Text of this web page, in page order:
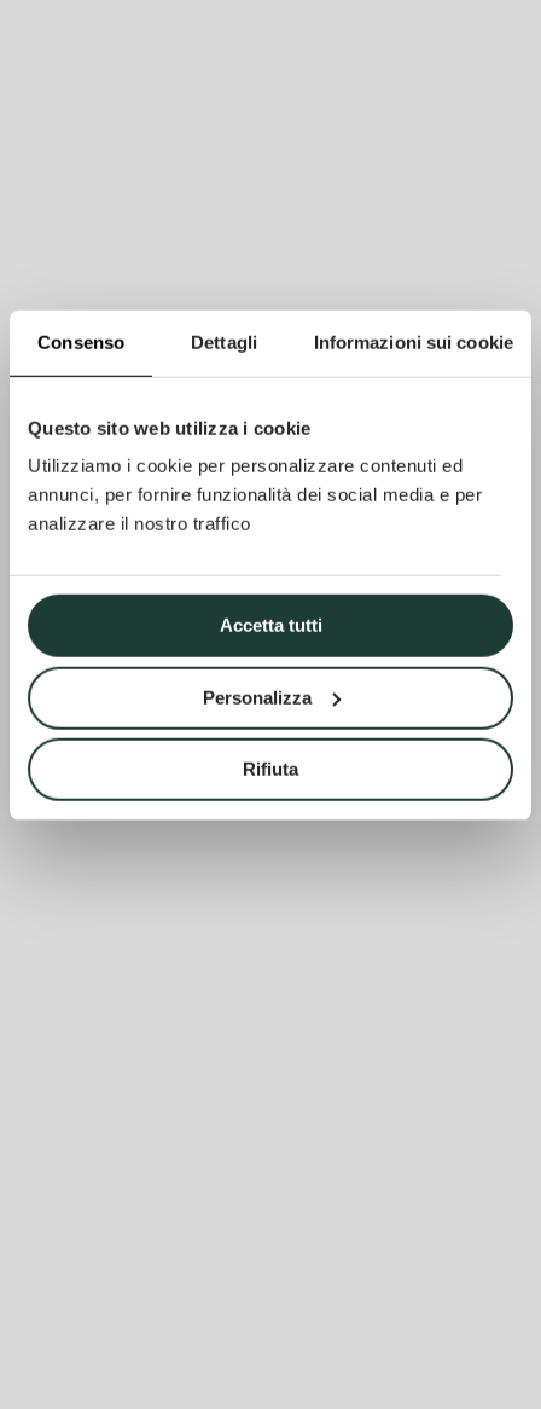
Consenso Dettagli Informazioni sui cookie
Questo sito web utilizza i cookie
Utilizziamo i cookie per personalizzare contenuti ed
annunci, per fornire funzionalità dei social media e per
analizzare il nostro traffico
Accetta tutti
Personalizza
Rifiuta